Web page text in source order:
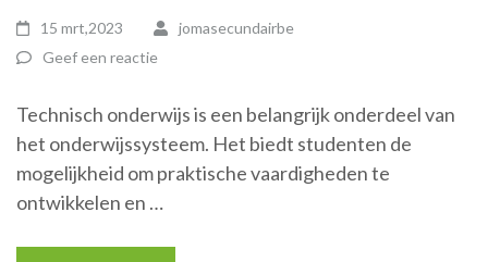
15 mrt,2023
jomasecundairbe
Geef een reactie
Technisch onderwijs is een belangrijk onderdeel van
het onderwijssysteem. Het biedt studenten de
mogelijkheid om praktische vaardigheden te
ontwikkelen en …